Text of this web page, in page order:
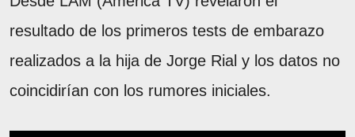
resultado de los primeros tests de embarazo
realizados a la hija de Jorge Rial y los datos no
coincidirían con los rumores iniciales.